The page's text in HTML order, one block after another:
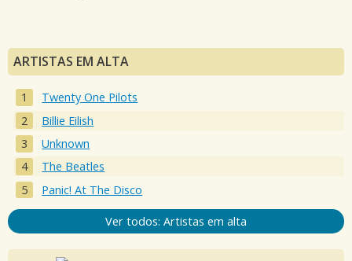
ARTISTAS EM ALTA
Twenty One Pilots
Billie Eilish
Unknown
The Beatles
Panic! At The Disco
Ver todos: Artistas em alta